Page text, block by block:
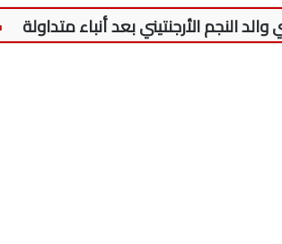
بعد أنباء متداولة